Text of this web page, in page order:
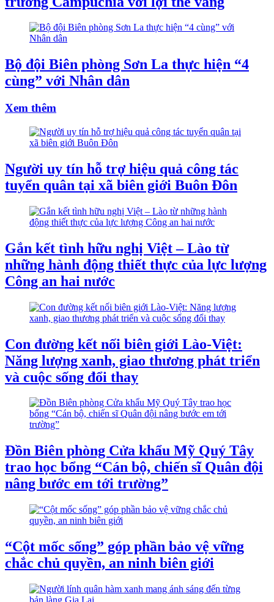
Bộ đội Biên phòng Sơn La thực hiện “4
cùng” với Nhân dân
Xem thêm
Người uy tín hỗ trợ hiệu quả công tác
tuyển quân tại xã biên giới Buôn Đôn
Gắn kết tình hữu nghị Việt – Lào từ
những hành động thiết thực của lực lượng
Công an hai nước
Con đường kết nối biên giới Lào-Việt:
Năng lượng xanh, giao thương phát triển
và cuộc sống đổi thay
Đồn Biên phòng Cửa khẩu Mỹ Quý Tây
trao học bổng “Cán bộ, chiến sĩ Quân đội
nâng bước em tới trường”
“Cột mốc sống” góp phần bảo vệ vững
chắc chủ quyền, an ninh biên giới